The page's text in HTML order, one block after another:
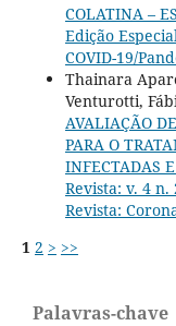
COLATINA – ES
Edição
COVID-19/
Thainara
Venturotti,
AVALIAÇÃO
PARA O
INFECTADAS
Revista: v. 4 n.
Revista:
1 2 > >>
Palavras-chave